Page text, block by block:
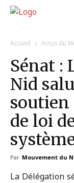
Accueil Actus du
Sénat :
Nid
soutien
de loi
Par Mouvement du
La Délégation